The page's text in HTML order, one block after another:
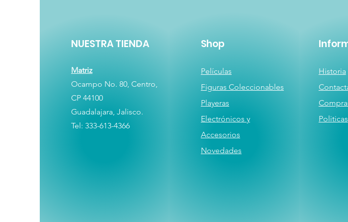
NUESTRA TIENDA
Matriz
Ocampo No. 80, Centro,
CP 44100
Guadalajara, Jalisco.
Tel: 333-613-4366
Shop
Películas
Figuras Coleccionables
Playeras
Electrónicos y
Accesorios
Novedades
Historia
Politicas